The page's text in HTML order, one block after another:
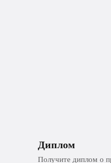
Диплом
Получите диплом о